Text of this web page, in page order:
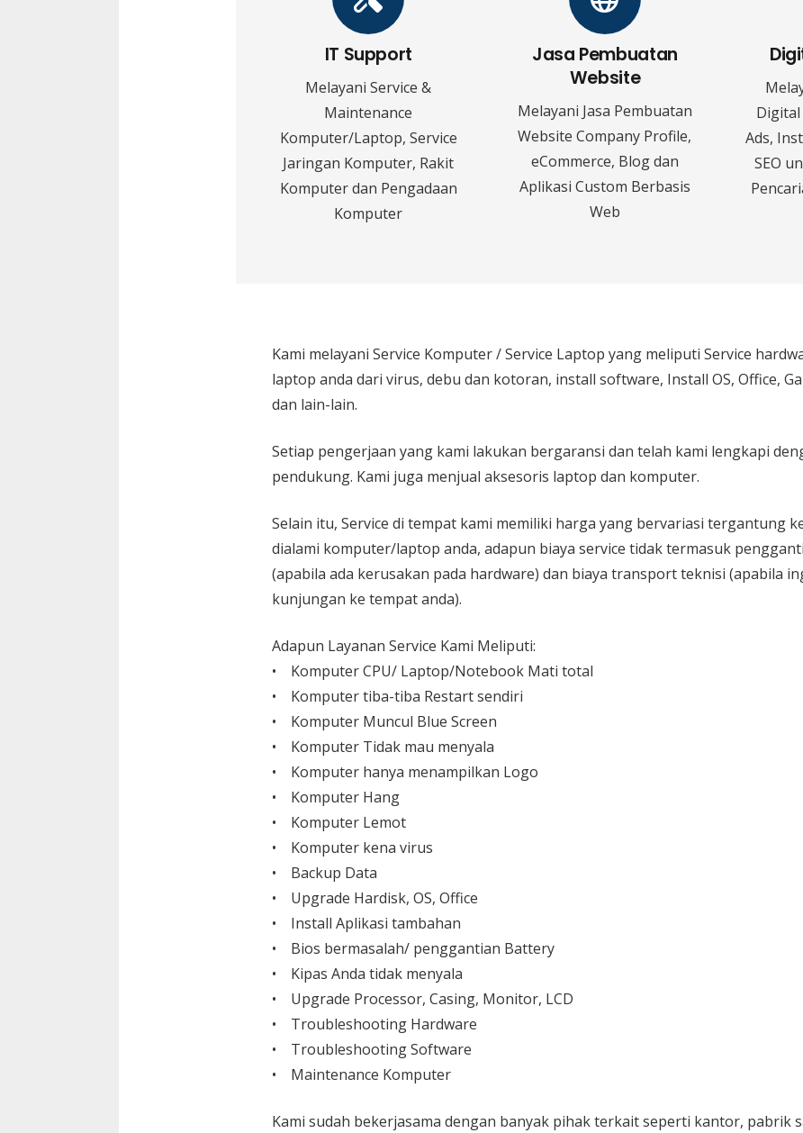
IT Support
Melayani Service &
Maintenance
Komputer/Laptop, Service
Jaringan Komputer, Rakit
Komputer dan Pengadaan
Komputer
Jasa Pembuatan
Website
Melayani Jasa Pembuatan
Website Company Profile,
eCommerce, Blog dan
Aplikasi Custom Berbasis
Web
Ads,
SEO
Kami melayani Service Komputer / Service Laptop yang meliputi Service
laptop anda dari virus, debu dan kotoran, install software, Install OS, Office,
dan lain-lain.
Setiap pengerjaan yang kami lakukan bergaransi dan telah kami lengkapi
pendukung. Kami juga menjual aksesoris laptop dan komputer.
Selain itu, Service di tempat kami memiliki harga yang bervariasi tergantung
dialami komputer/laptop anda, adapun biaya service tidak termasuk
(apabila ada kerusakan pada hardware) dan biaya transport teknisi (apabila
kunjungan ke tempat anda).
Adapun Layanan Service Kami Meliputi:
• Komputer CPU/ Laptop/Notebook Mati total
• Komputer tiba-tiba Restart sendiri
• Komputer Muncul Blue Screen
• Komputer Tidak mau menyala
• Komputer hanya menampilkan Logo
• Komputer Hang
• Komputer Lemot
• Komputer kena virus
• Backup Data
• Upgrade Hardisk, OS, Office
• Install Aplikasi tambahan
• Bios bermasalah/ penggantian Battery
• Kipas Anda tidak menyala
• Upgrade Processor, Casing, Monitor, LCD
• Troubleshooting Hardware
• Troubleshooting Software
• Maintenance Komputer
Kami sudah bekerjasama dengan banyak pihak terkait seperti kantor, pabrik